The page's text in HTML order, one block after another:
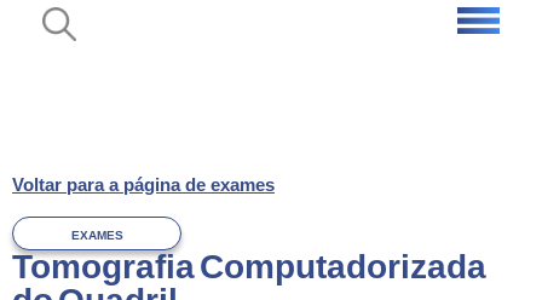
Voltar para a página de exames
EXAMES
Tomografia Computadorizada